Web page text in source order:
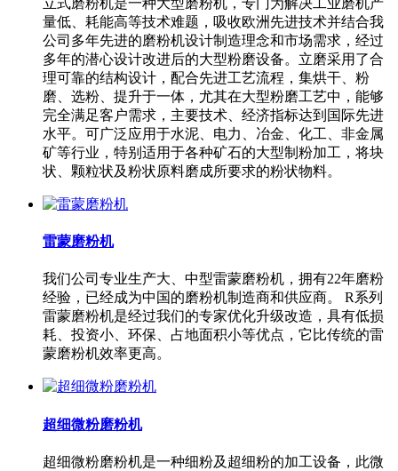
量低、耗能高等技术难题，吸收欧洲先进技术并结合我
公司多年先进的磨粉机设计制造理念和市场需求，经过
多年的潜心设计改进后的大型粉磨设备。立磨采用了合
理可靠的结构设计，配合先进工艺流程，集烘干、粉
磨、选粉、提升于一体，尤其在大型粉磨工艺中，能够
完全满足客户需求，主要技术、经济指标达到国际先进
水平。可广泛应用于水泥、电力、冶金、化工、非金属
矿等行业，特别适用于各种矿石的大型制粉加工，将块
状、颗粒状及粉状原料磨成所要求的粉状物料。
雷蒙磨粉机
我们公司专业生产大、中型雷蒙磨粉机，拥有22年磨粉
经验，已经成为中国的磨粉机制造商和供应商。 R系列
雷蒙磨粉机是经过我们的专家优化升级改造，具有低损
耗、投资小、环保、占地面积小等优点，它比传统的雷
蒙磨粉机效率更高。
超细微粉磨粉机
超细微粉磨粉机是一种细粉及超细粉的加工设备，此微